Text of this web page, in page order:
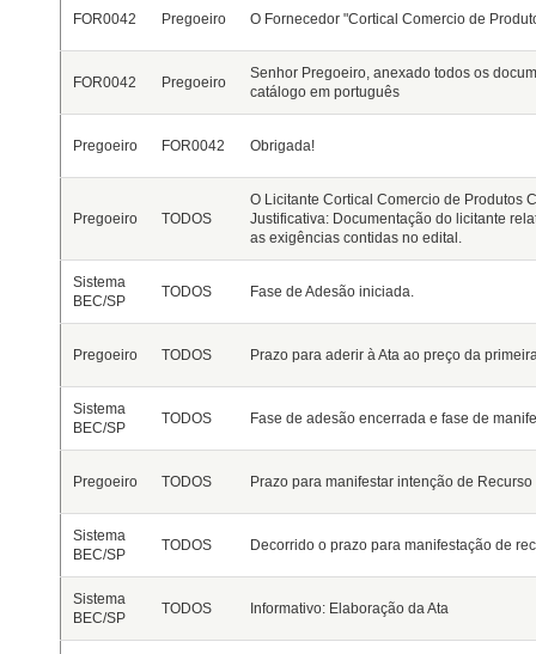
FOR0042 Pregoeiro O Fornecedor "Cortical Comercio de
FOR0042 Pregoeiro
Senhor Pregoeiro, anexado todos os
catálogo em português
Pregoeiro FOR0042 Obrigada!
Pregoeiro TODOS
O Licitante Cortical Comercio de Produtos
Justificativa: Documentação do licitante
as exigências contidas no edital.
Sistema
BEC/SP
TODOS Fase de Adesão iniciada.
Pregoeiro TODOS Prazo para aderir à Ata ao preço da
Sistema
BEC/SP
TODOS Fase de adesão encerrada e fase de
Pregoeiro TODOS Prazo para manifestar intenção de
Sistema
BEC/SP
TODOS Decorrido o prazo para manifestação de
Sistema
BEC/SP
TODOS Informativo: Elaboração da Ata